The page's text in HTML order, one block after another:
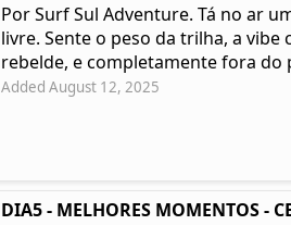
Por Surf Sul Adventure. Tá no ar
livre. Sente o peso da trilha, a vibe
rebelde, e completamente fora do
Added August 12, 2025
DIA5 - MELHORES MOMENTOS -